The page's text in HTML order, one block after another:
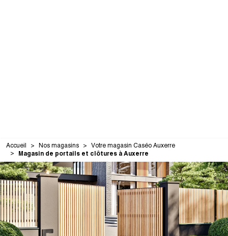
Accueil Nos magasins Votre magasin Caséo Auxerre
Magasin de portails et clôtures à Auxerre